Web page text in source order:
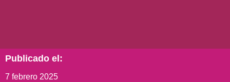
Publicado el:
7 febrero 2025